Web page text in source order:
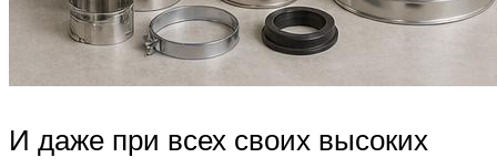
И даже при всех своих высоких